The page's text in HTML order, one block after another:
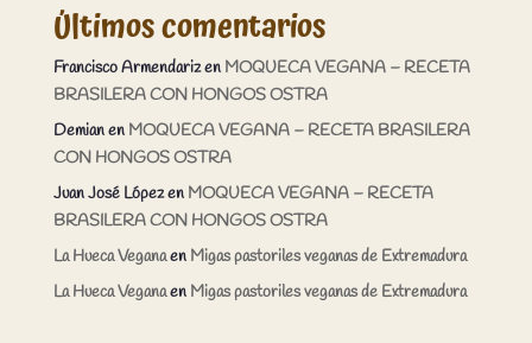
Últimos comentarios
Francisco Armendarizen MOQUECA VEGANA – RECETA
BRASILERA CON HONGOS OSTRA
Demianen MOQUECA VEGANA – RECETA BRASILERA
CON HONGOS OSTRA
Juan José Lópezen MOQUECA VEGANA – RECETA
BRASILERA CON HONGOS OSTRA
La Hueca Veganaen Migas pastoriles veganas de Extremadura
La Hueca Veganaen Migas pastoriles veganas de Extremadura